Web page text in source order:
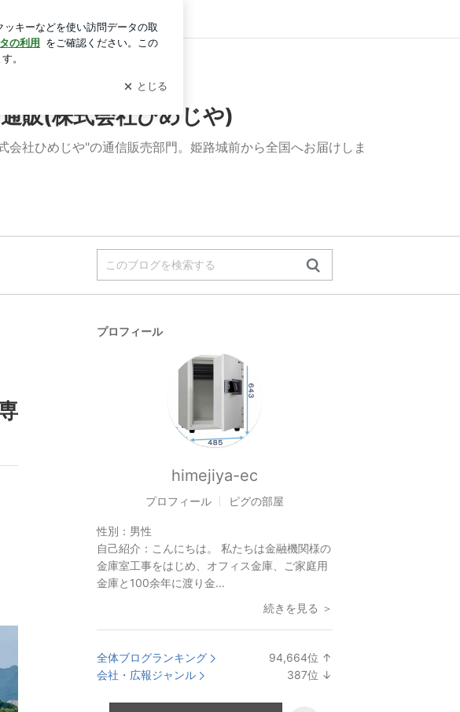
社ひめじや)
ログイン
販(株式会社ひめじや)
社ひめじや"の通信販売部門。姫路城前から全国へお届けしま
プロフィール
himejiya-ec
プロフィール ピグの部屋
性別： 男性
自己紹介： こんにちは。 私たちは金融機関様の
金庫室工事をはじめ、オフィス金庫、ご家庭用
金庫と100余年に渡り金...
続きを見る ＞
全体ブログランキング 94,664位 ↑
会社・広報ジャンル 387位 ↓